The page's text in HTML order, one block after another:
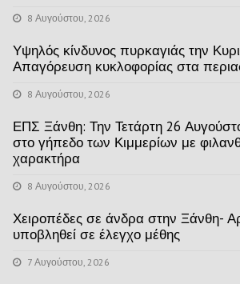
8 Αυγούστου, 2026
Υψηλός κίνδυνος πυρκαγιάς την
Απαγόρευση κυκλοφορίας στα
8 Αυγούστου, 2026
ΕΠΣ Ξάνθη: Την Τετάρτη 26
στο γήπεδο των Κιμμερίων με
χαρακτήρα
8 Αυγούστου, 2026
Χειροπέδες σε άνδρα στην Ξάνθη-
υποβληθεί σε έλεγχο μέθης
7 Αυγούστου, 2026